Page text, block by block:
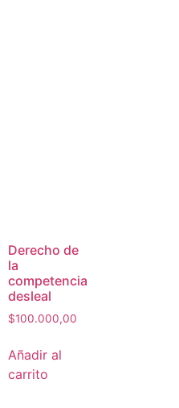
Derecho de
la
competencia
desleal
$100.000,00
Añadir al
carrito